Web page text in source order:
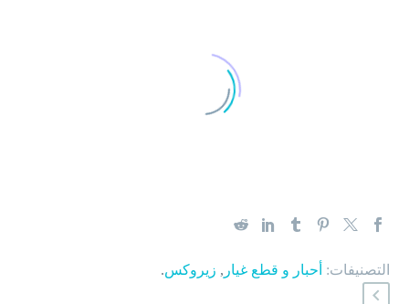
التصنيفات: أحبار و قطع غيار , زيروكس.